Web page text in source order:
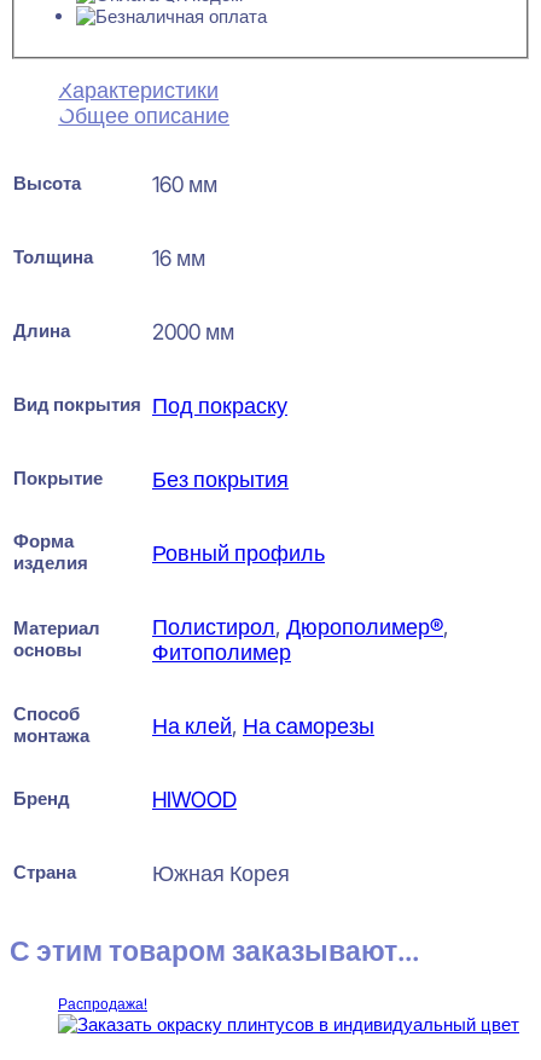
Характеристики
Общее описание
Высота 160 мм
Толщина 16 мм
Длина 2000 мм
Вид покрытия Под покраску
Покрытие Без покрытия
Форма
изделия
Ровный профиль
Материал
основы
Полистирол, Дюрополимер®,
Фитополимер
Способ
монтажа
На клей, На саморезы
Бренд HIWOOD
Страна Южная Корея
С этим товаром заказывают...
Распродажа!